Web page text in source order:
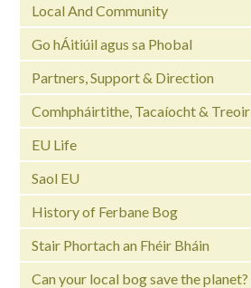
Local And Community
Go hÁitiúil agus sa Phobal
Partners, Support & Direction
Comhpháirtithe, Tacaíocht & Treoir
EU Life
Saol EU
History of Ferbane Bog
Stair Phortach an Fhéir Bháin
Can your local bog save the planet?